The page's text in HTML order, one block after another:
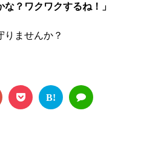
な？ワクワクするね！」
りませんか？
B!